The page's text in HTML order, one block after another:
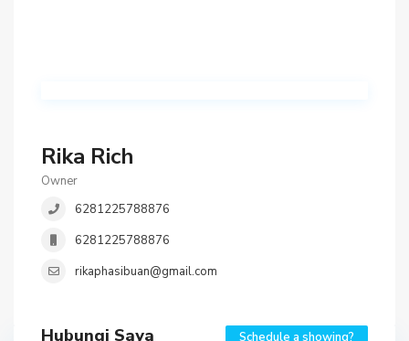
Rika Rich
Owner
6281225788876
6281225788876
rikaphasibuan@gmail.com
Hubungi Saya Schedule a showing?